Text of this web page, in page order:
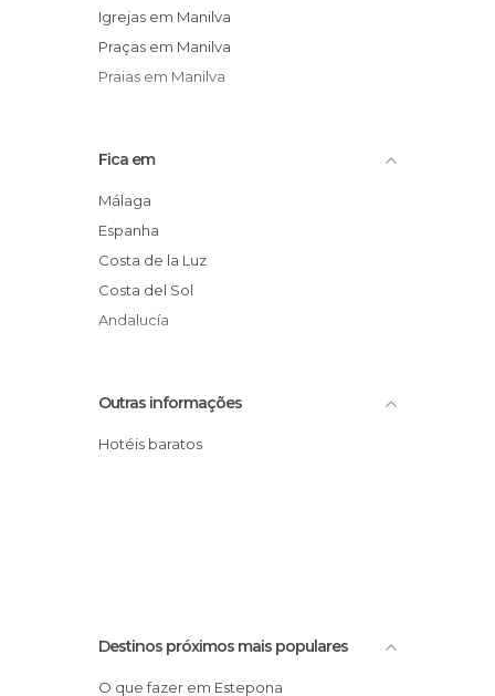
Igrejas em Manilva
Praças em Manilva
Praias em Manilva
Fica em
Málaga
Espanha
Costa de la Luz
Costa del Sol
Andalucía
Outras informações
Hotéis baratos
Destinos próximos mais populares
O que fazer em Estepona